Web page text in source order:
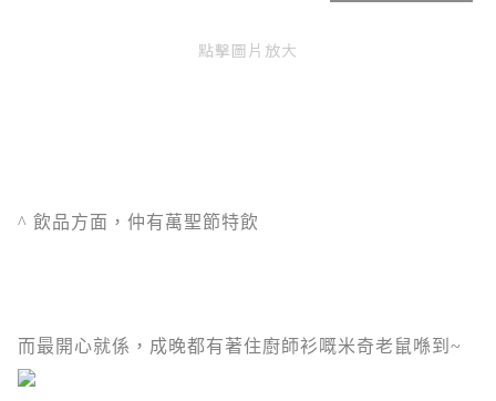
點擊圖片放大
^ 飲品方面，仲有萬聖節特飲
而最開心就係，成晚都有著住廚師衫嘅米奇老鼠喺到~